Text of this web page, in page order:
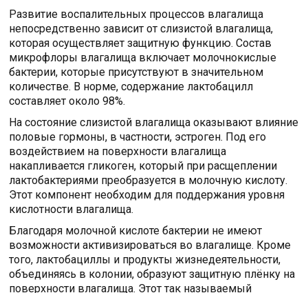
Развитие воспалительных процессов влагалища
непосредственно зависит от слизистой влагалища,
которая осуществляет защитную функцию. Состав
микрофлоры влагалища включает молочнокислые
бактерии, которые присутствуют в значительном
количестве. В норме, содержание лактобацилл
составляет около 98%.
На состояние слизистой влагалища оказывают влияние
половые гормоны, в частности, эстроген. Под его
воздействием на поверхности влагалища
накапливается гликоген, который при расщеплении
лактобактериями преобразуется в молочную кислоту.
Этот компонент необходим для поддержания уровня
кислотности влагалища.
Благодаря молочной кислоте бактерии не имеют
возможности активизироваться во влагалище. Кроме
того, лактобациллы и продукты жизнедеятельности,
объединяясь в колонии, образуют защитную плёнку на
поверхности влагалища. Этот так называемый